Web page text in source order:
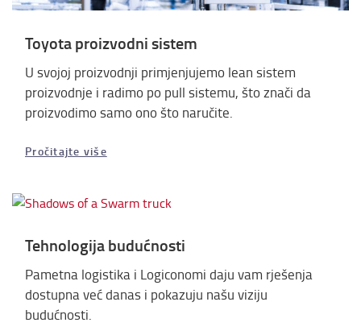
Toyota proizvodni sistem
U svojoj proizvodnji primjenjujemo lean sistem
proizvodnje i radimo po pull sistemu, što znači da
proizvodimo samo ono što naručite.
Pročitajte više
Tehnologija budućnosti
Pametna logistika i Logiconomi daju vam rješenja
dostupna već danas i pokazuju našu viziju
budućnosti.